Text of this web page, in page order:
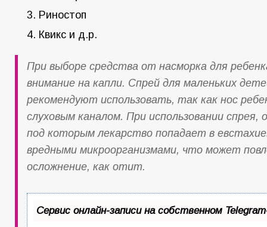
Риностоп
Квикс и д.р.
При выборе средства от насморка для
внимание на капли. Спрей для маленьких
рекомендуют использовать, так как нос
слуховым каналом. При использовании спрея,
под которым лекарство попадает в
вредными микроорганизмами, что может
осложнение, как отит.
Сервис онлайн-записи на собственном